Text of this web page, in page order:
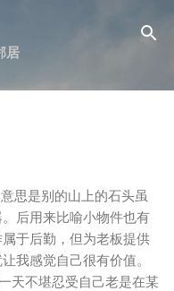
居
思是别的山上的石头虽
后用来比喻小物件也有
于后勤，但为老板提供
我感觉自己很有价值。
天不堪忍受自己老是在某